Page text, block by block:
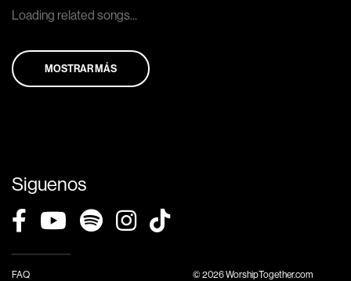
Loading related songs...
MOSTRAR MÁS
Siguenos
FAQ
© 2026 WorshipTogether.com